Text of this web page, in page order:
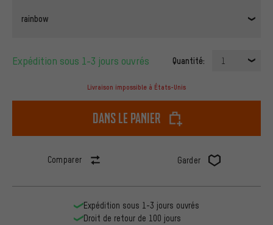
rainbow
Expédition sous 1-3 jours ouvrés Quantité: 1
Livraison impossible à États-Unis
dans le panier
Comparer Garder
Expédition sous 1-3 jours ouvrés
Droit de retour de 100 jours